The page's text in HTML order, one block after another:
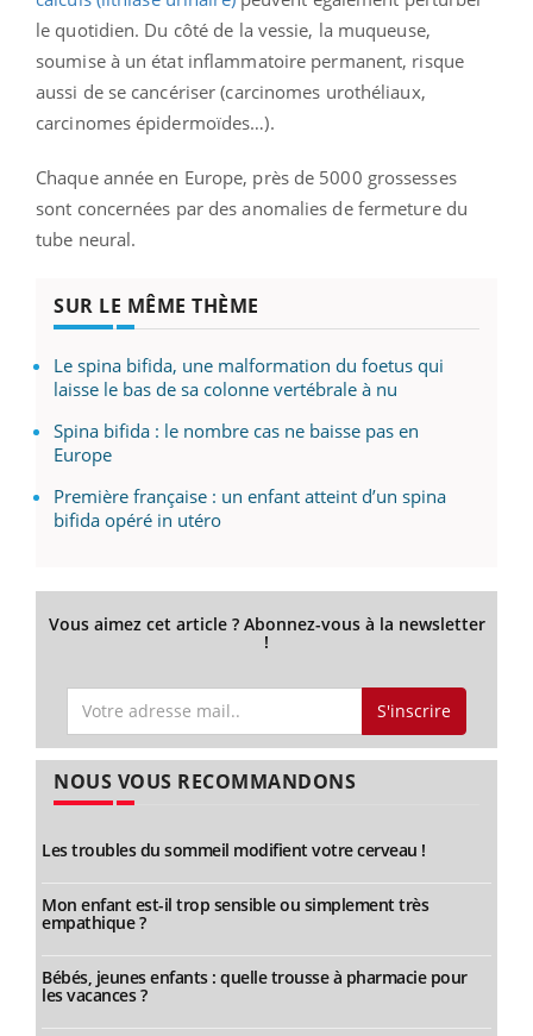
le quotidien. Du côté de la vessie, la muqueuse,
soumise à un état inflammatoire permanent, risque
aussi de se cancériser (carcinomes urothéliaux,
carcinomes épidermoïdes…).
Chaque année en Europe, près de 5000 grossesses
sont concernées par des anomalies de fermeture du
tube neural.
SUR LE MÊME THÈME
Le spina bifida, une malformation du foetus qui
laisse le bas de sa colonne vertébrale à nu
Spina bifida : le nombre cas ne baisse pas en
Europe
Première française : un enfant atteint d’un spina
bifida opéré in utéro
Vous aimez cet article ? Abonnez-vous à la newsletter
!
S'inscrire
NOUS VOUS RECOMMANDONS
Les troubles du sommeil modifient votre cerveau !
Mon enfant est-il trop sensible ou simplement très
empathique ?
Bébés, jeunes enfants : quelle trousse à pharmacie pour
les vacances ?